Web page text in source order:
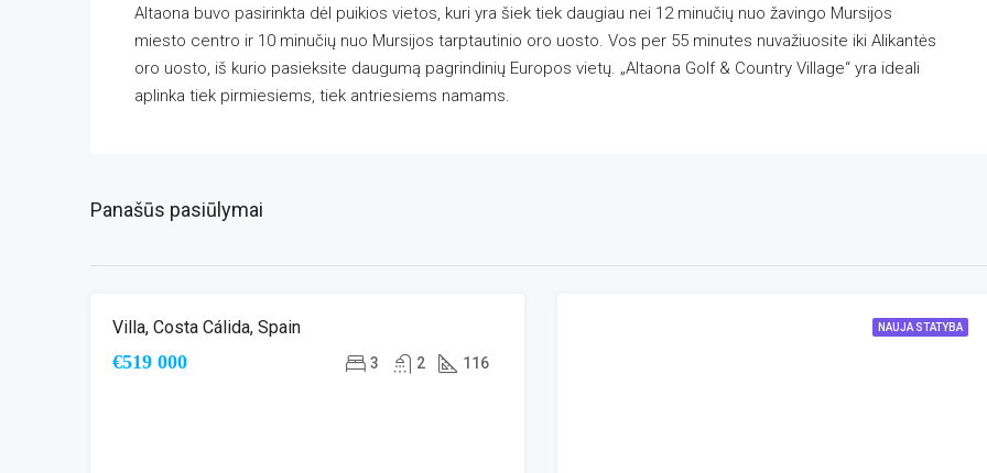
Altaona buvo pasirinkta dėl puikios vietos, kuri yra šiek tiek daugiau nei 12 minučių nuo žavingo Mursijos
miesto centro ir 10 minučių nuo Mursijos tarptautinio oro uosto. Vos per 55 minutes nuvažiuosite iki Alikantės
oro uosto, iš kurio pasieksite daugumą pagrindinių Europos vietų. „Altaona Golf & Country Village“ yra ideali
aplinka tiek pirmiesiems, tiek antriesiems namams.
Panašūs pasiūlymai
Villa, Costa Cálida, Spain
€519 000 3 2 116
NAUJA STATYBA